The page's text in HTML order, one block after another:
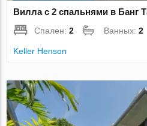
Вилла с 2 спальнями в Банг
Спален:2 Ванных:2
Keller Henson